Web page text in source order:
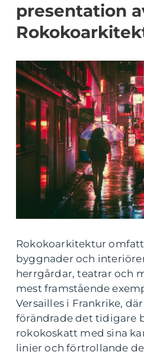
presentation
Rokokoarkitektur
byggnader och
herrgårdar, teatrar och
mest framstående
Versailles i Frankrike,
förändrade det tidigare
rokokoskatt med sina
linjer och förtrollande